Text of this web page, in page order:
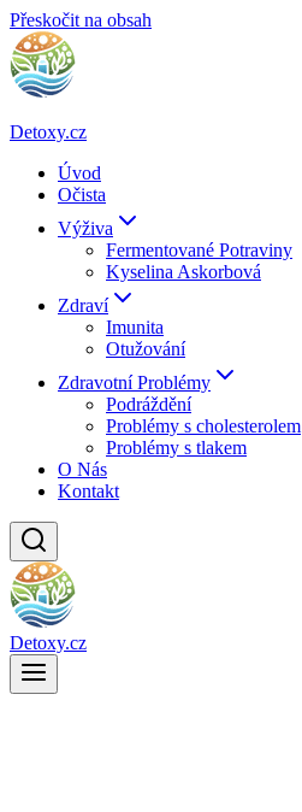
Přeskočit na obsah
Detoxy.cz
Úvod
Očista
Výživa
Fermentované Potraviny
Kyselina Askorbová
Zdraví
Imunita
Otužování
Zdravotní Problémy
Podráždění
Problémy s cholesterolem
Problémy s tlakem
O Nás
Kontakt
Detoxy.cz